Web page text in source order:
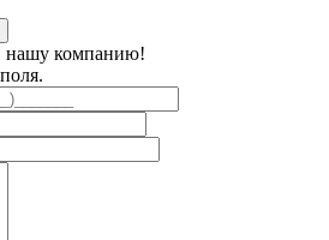
нашу компанию!